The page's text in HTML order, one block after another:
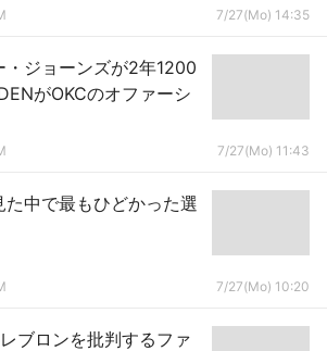
7/27(Mo) 14:35
・ジョーンズが2年1200
がOKCのオファーシ
7/27(Mo) 11:43
た中で最もひどかった選
7/27(Mo) 10:20
ブロンを批判するファ